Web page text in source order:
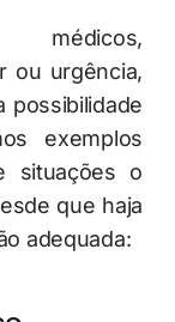
médicos,
ou urgência,
possibilidade
exemplos
situações o
que haja
adequada: